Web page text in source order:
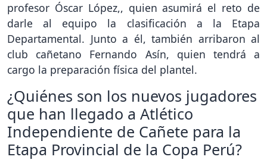
profesor Óscar López,, quien asumirá el reto de
darle al equipo la clasificación a la Etapa
Departamental. Junto a él, también arribaron al
club cañetano Fernando Asín, quien tendrá a
cargo la preparación física del plantel.
¿Quiénes son los nuevos jugadores
que han llegado a Atlético
Independiente de Cañete para la
Etapa Provincial de la Copa Perú?